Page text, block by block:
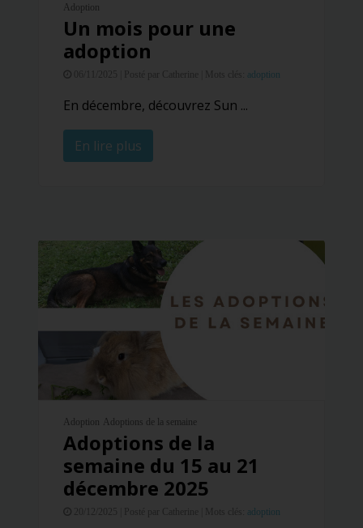
Adoption
Un mois pour une
adoption
Posté par Catherine | Mots clés: adoption
En décembre, découvrez Sun ...
En lire plus
Adoption Adoptions de la semaine
Adoptions de la
semaine du 15 au 21
décembre 2025
Posté par Catherine | Mots clés: adoption